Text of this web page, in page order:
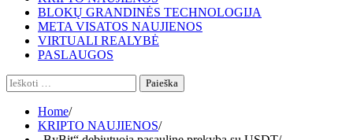
BLOKŲ GRANDINĖS TECHNOLOGIJA
META VISATOS NAUJIENOS
VIRTUALI REALYBĖ
PASLAUGOS
Ieškoti:
Home
KRIPTO NAUJIENOS